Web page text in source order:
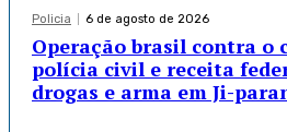
Policia 6 de agosto de 2026
Operação brasil contra o
polícia civil e receita
drogas e arma em Ji-